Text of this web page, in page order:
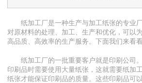
纸加工厂是一种生产与加工纸张的专业
对原材料的处理、加工、生产和优化，可以
高品质、高效率的生产服务。下面我们来看
纸加工厂的一批重要客户就是印刷公司
印刷品时需要使用大量纸张，这就需要纸加
纸张才能保证印刷品的质量。这些印刷品可